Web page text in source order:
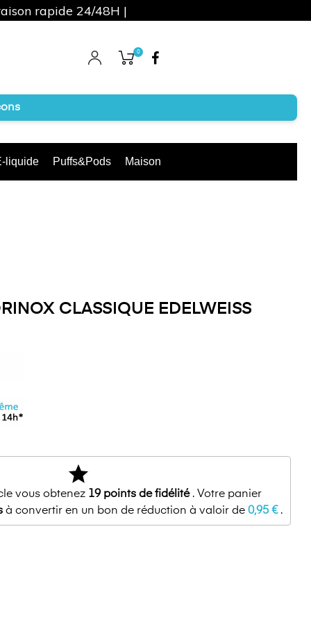
0
liquide Puffs&Pods Maison
CLASSIQUE EDELWEISS
star
vous obtenez 19 points de fidélité. Votre panier
à convertir en un bon de réduction à valoir de 0,95 €.
rapide 24/48H |